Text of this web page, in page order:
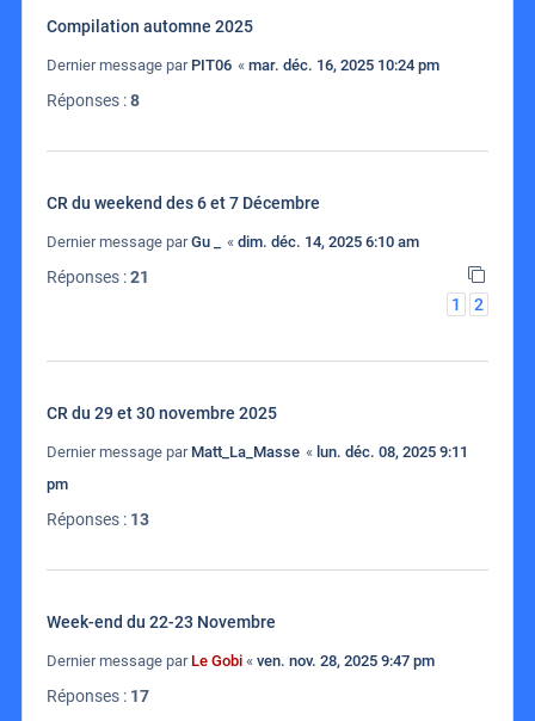
Compilation automne 2025
Dernier message par PIT06 « mar. déc. 16, 2025 10:24 pm
Réponses :8
CR du weekend des 6 et 7 Décembre
Dernier message parGu _ « dim. déc. 14, 2025 6:10 am
Réponses :21
1
2
CR du 29 et 30 novembre 2025
Dernier message par Matt_La_Masse « lun. déc. 08, 2025 9:11
pm
Réponses : 13
Week-end du 22-23 Novembre
Dernier message par Le Gobi « ven. nov. 28, 2025 9:47 pm
Réponses : 17